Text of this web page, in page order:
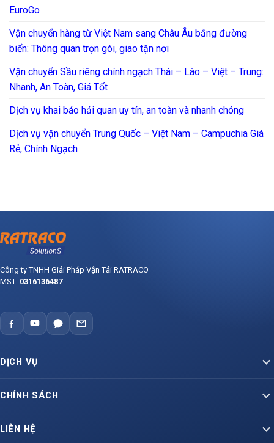
EuroGo
Vận chuyển hàng từ Việt Nam sang Châu Âu bằng đường
biển: Thông quan trọn gói, giao tận nơi
Vận chuyển Sầu riêng chính ngạch Thái – Lào – Việt – Trung:
Nhanh, An Toàn, Giá Tốt
Dịch vụ khai báo hải quan uy tín, an toàn và nhanh chóng
Dịch vụ vận chuyển Trung Quốc – Việt Nam – Campuchia Giá
Rẻ, Chính Ngạch
Công ty TNHH Giải Pháp Vận Tải RATRACO
MST: 0316136487
DỊCH VỤ
Vận Tải Container Bắc – Nam
Vận Tải Container Lạnh
Container Liên Vận Quốc Tế
CHÍNH SÁCH
Báo giá dịch vụ vận tải
LIÊN HỆ